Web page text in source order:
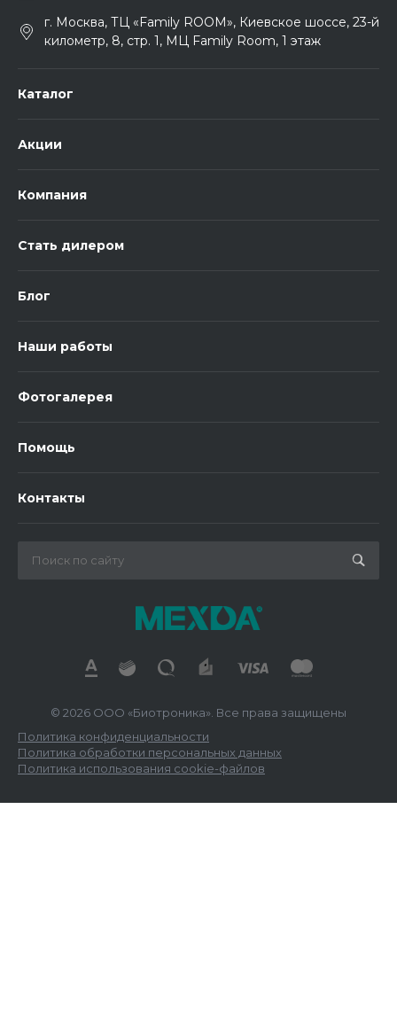
г. Москва, ТЦ «Family ROOM», Киевское шоссе, 23-й
километр, 8, стр. 1, МЦ Family Room, 1 этаж
Каталог
Акции
Компания
Стать дилером
Блог
Наши работы
Фотогалерея
Помощь
Контакты
© 2026 ООО «Биотроника». Все права защищены
Политика конфиденциальности
Политика обработки персональных данных
Политика использования cookie-файлов